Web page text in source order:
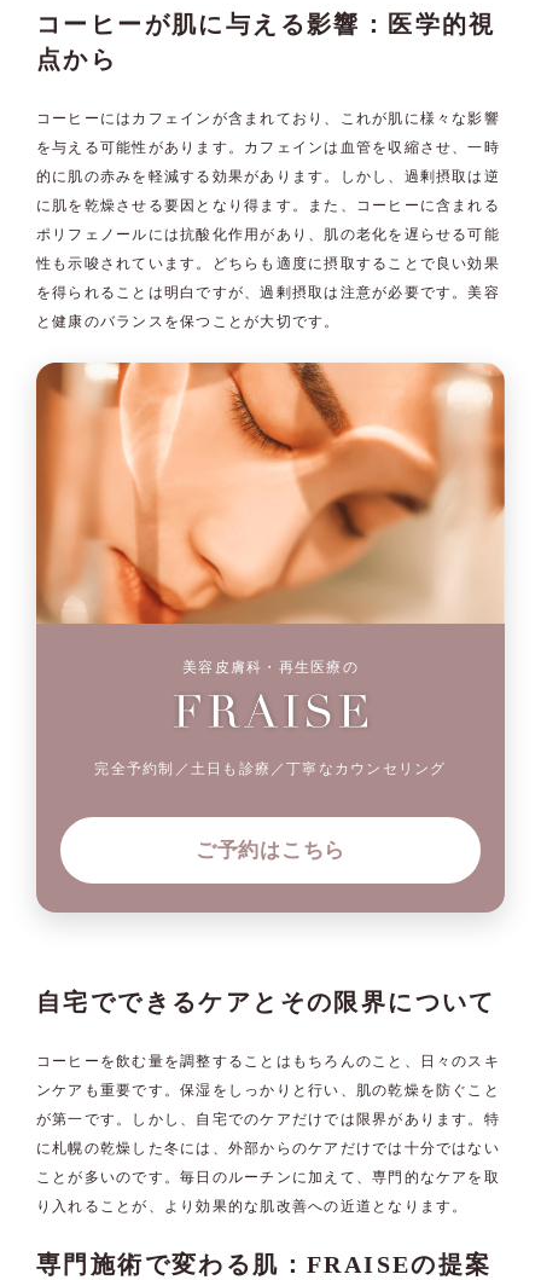
コーヒーが肌に与える影響：医学的視
点から
コーヒーにはカフェインが含まれており、これが肌に様々な影響
を与える可能性があります。カフェインは血管を収縮させ、一時
的に肌の赤みを軽減する効果があります。しかし、過剰摂取は逆
に肌を乾燥させる要因となり得ます。また、コーヒーに含まれる
ポリフェノールには抗酸化作用があり、肌の老化を遅らせる可能
性も示唆されています。どちらも適度に摂取することで良い効果
を得られることは明白ですが、過剰摂取は注意が必要です。美容
と健康のバランスを保つことが大切です。
美容皮膚科・再生医療の
完全予約制／土日も診療／丁寧なカウンセリング
ご予約はこちら
自宅でできるケアとその限界について
コーヒーを飲む量を調整することはもちろんのこと、日々のスキ
ンケアも重要です。保湿をしっかりと行い、肌の乾燥を防ぐこと
が第一です。しかし、自宅でのケアだけでは限界があります。特
に札幌の乾燥した冬には、外部からのケアだけでは十分ではない
ことが多いのです。毎日のルーチンに加えて、専門的なケアを取
り入れることが、より効果的な肌改善への近道となります。
専門施術で変わる肌：FRAISEの提案